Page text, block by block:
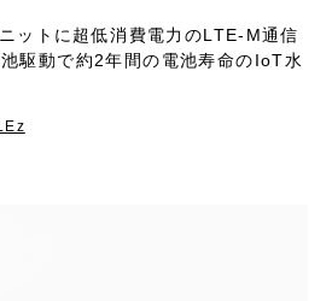
ットに超低消費電力のLTE-M通信
駆動で約2年間の電池寿命のIoT水